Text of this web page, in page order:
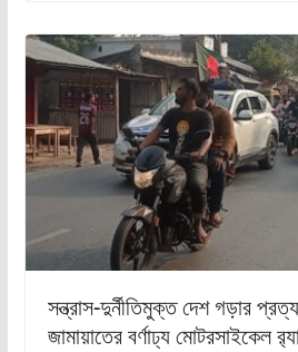
সন্ত্রাস-দুর্নীতিমুক্ত দেশ গড়ার
জামায়াতের বর্ণাঢ্য মোটরসাইকেল